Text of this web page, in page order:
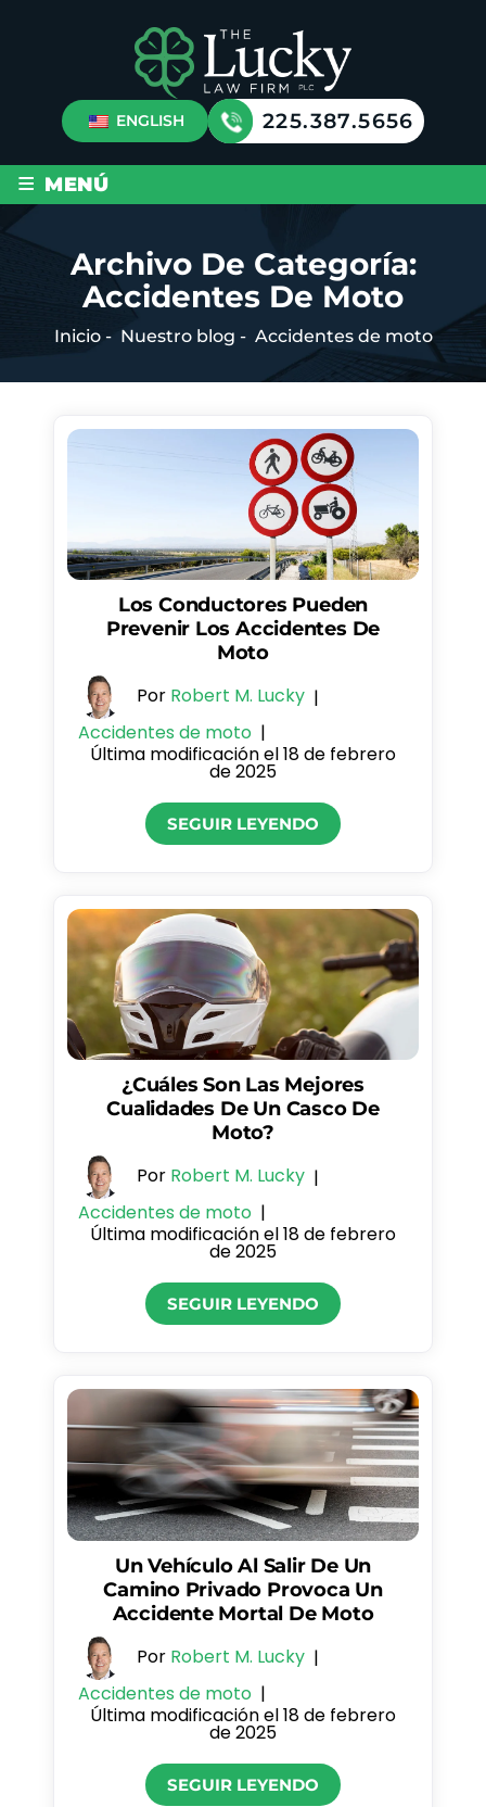
ENGLISH 225.387.5656
≡ MENÚ
Archivo De Categoría:
Accidentes De Moto
Inicio- Nuestro blog - Accidentes de moto
Los Conductores Pueden
Prevenir Los Accidentes De
Moto
Por Robert M. Lucky |
Accidentes de moto |
Última modificación el 18 de febrero
de 2025
SEGUIR LEYENDO
¿Cuáles Son Las Mejores
Cualidades De Un Casco De
Moto?
Por Robert M. Lucky |
Accidentes de moto |
Última modificación el 18 de febrero
de 2025
SEGUIR LEYENDO
Un Vehículo Al Salir De Un
Camino Privado Provoca Un
Accidente Mortal De Moto
Por Robert M. Lucky |
Accidentes de moto |
Última modificación el 18 de febrero
de 2025
SEGUIR LEYENDO